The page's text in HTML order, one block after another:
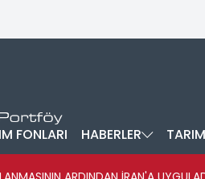
FONLARI HABERLER TARIM